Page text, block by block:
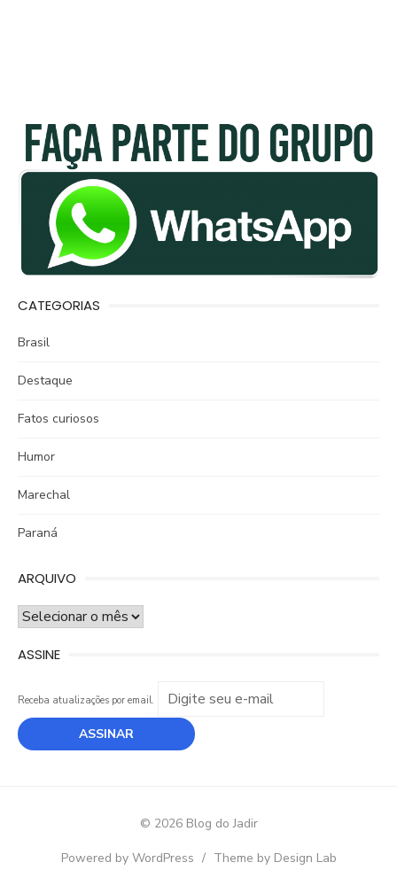
CATEGORIAS
Brasil
Destaque
Fatos curiosos
Humor
Marechal
Paraná
ARQUIVO
ARQUIVO
ASSINE
Receba atualizações por email.
© 2026 Blog do Jadir
Powered by WordPress / Theme by Design Lab